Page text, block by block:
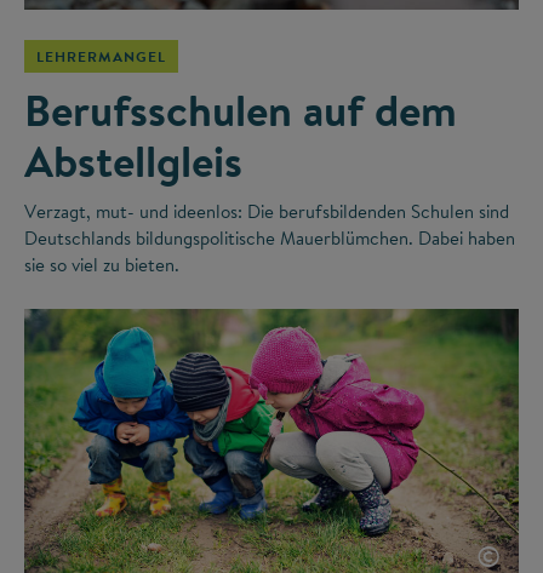
LEHRERMANGEL
Berufsschulen auf dem
Abstellgleis
Verzagt, mut- und ideenlos: Die berufsbildenden Schulen sind
Deutschlands bildungspolitische Mauerblümchen. Dabei haben
sie so viel zu bieten.
©